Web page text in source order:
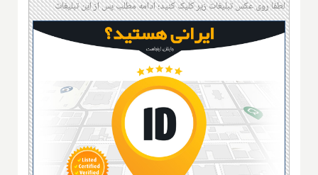
لطفا روی عکس تبلیغات زیر کلیک کنید؛ ادامه مطلب پس از این تبلیغات